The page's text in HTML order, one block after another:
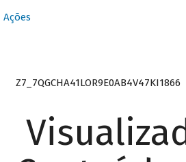
Ações
Z7_7QGCHA41LOR9E0AB4V47KI1866